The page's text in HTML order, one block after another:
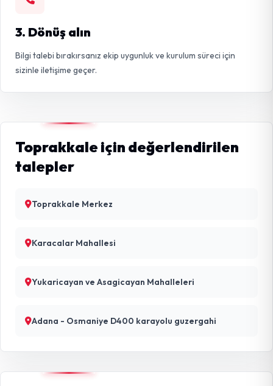
3. Dönüş alın
Bilgi talebi bırakırsanız ekip uygunluk ve kurulum süreci için
sizinle iletişime geçer.
Toprakkale için değerlendirilen
talepler
Toprakkale Merkez
Karacalar Mahallesi
Yukaricayan ve Asagicayan Mahalleleri
Adana - Osmaniye D400 karayolu guzergahi